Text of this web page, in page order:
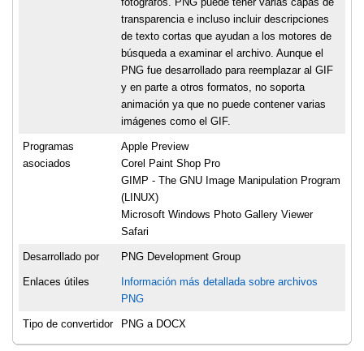
transparencia e incluso incluir descripciones
de texto cortas que ayudan a los motores de
búsqueda a examinar el archivo. Aunque el
PNG fue desarrollado para reemplazar al GIF
y en parte a otros formatos, no soporta
animación ya que no puede contener varias
imágenes como el GIF.
Programas
asociados
Apple Preview
Corel Paint Shop Pro
GIMP - The GNU Image Manipulation Program
(LINUX)
Microsoft Windows Photo Gallery Viewer
Safari
Desarrollado por PNG Development Group
Enlaces útiles
Información más detallada sobre archivos
PNG
Tipo de convertidor PNG a DOCX